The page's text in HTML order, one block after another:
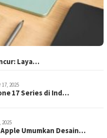
Laya…
2025
17 Series di Ind…
2025
Apple Umumkan Desain…